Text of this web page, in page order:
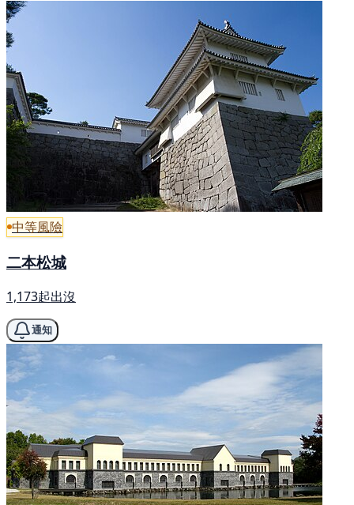
中等風險
二本松城
1,173起出沒
通知